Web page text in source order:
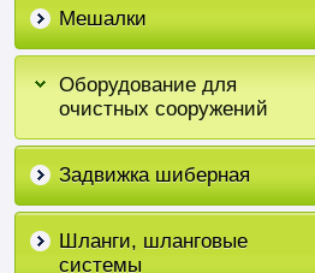
Мешалки
Оборудование для
очистных сооружений
Задвижка шиберная
Шланги, шланговые
системы